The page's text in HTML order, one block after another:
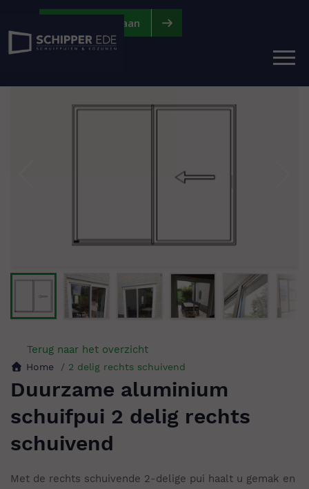
Vraag offerte aan
Terug naar het overzicht
Home 2 delig rechts schuivend
Duurzame aluminium
schuifpui 2 delig rechts
schuivend
Met de rechts schuivende 2-delige pui haalt u gemak en